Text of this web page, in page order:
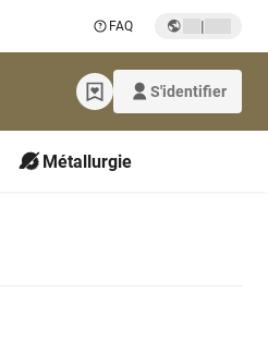
FAQ |
S'identifier
Métallurgie